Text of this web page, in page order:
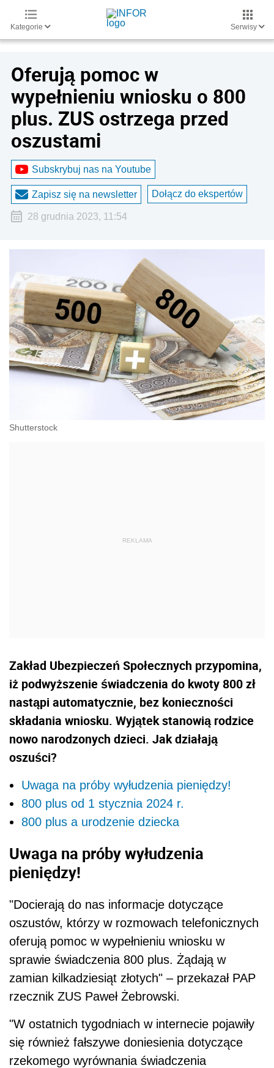
Kategorie Serwisy
Oferują pomoc w
wypełnieniu wniosku o 800
plus. ZUS ostrzega przed
oszustami
Subskrybuj nas na Youtube
Zapisz się na newsletter Dołącz do ekspertów
28 grudnia 2023, 11:54
Shutterstock
Zakład Ubezpieczeń Społecznych przypomina,
iż podwyższenie świadczenia do kwoty 800 zł
nastąpi automatycznie, bez konieczności
składania wniosku. Wyjątek stanowią rodzice
nowo narodzonych dzieci. Jak działają
oszuści?
Uwaga na próby wyłudzenia pieniędzy!
800 plus od 1 stycznia 2024 r.
800 plus a urodzenie dziecka
Uwaga na próby wyłudzenia
pieniędzy!
"Docierają do nas informacje dotyczące
oszustów, którzy w rozmowach telefonicznych
oferują pomoc w wypełnieniu wniosku w
sprawie świadczenia 800 plus. Żądają w
zamian kilkadziesiąt złotych" – przekazał PAP
rzecznik ZUS Paweł Żebrowski.
"W ostatnich tygodniach w internecie pojawiły
się również fałszywe doniesienia dotyczące
rzekomego wyrównania świadczenia